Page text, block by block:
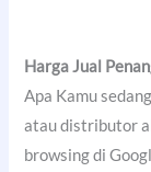
Harga Jual
Apa Kamu
atau distributor
browsing di